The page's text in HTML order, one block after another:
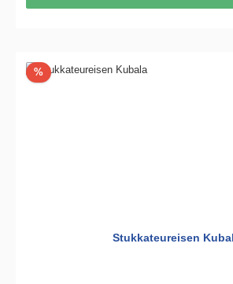
%Rabatt
Stukkateureisen